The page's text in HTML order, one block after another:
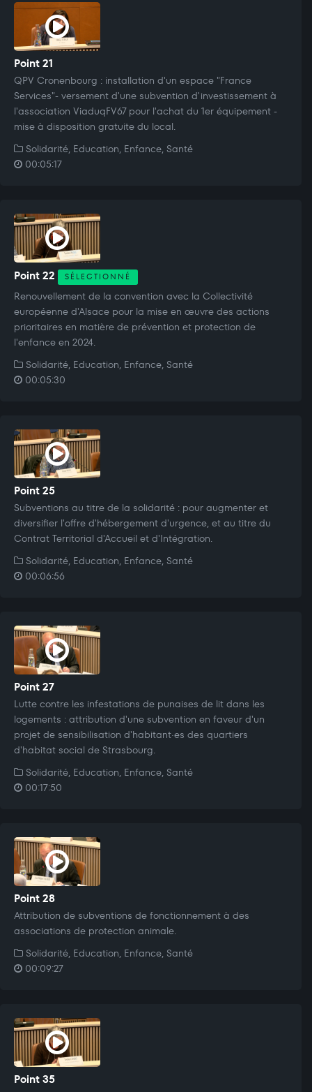
Point 21
QPV Cronenbourg : installation d'un espace "France
Services"- versement d'une subvention d'investissement à
l'association ViaduqFV67 pour l'achat du 1er équipement -
mise à disposition gratuite du local.
Solidarité, Education, Enfance, Santé
00:05:17
Point 22 SÉLECTIONNÉ
Renouvellement de la convention avec la Collectivité
européenne d'Alsace pour la mise en œuvre des actions
prioritaires en matière de prévention et protection de
l'enfance en 2024.
Solidarité, Education, Enfance, Santé
00:05:30
Point 25
Subventions au titre de la solidarité : pour augmenter et
diversifier l'offre d'hébergement d'urgence, et au titre du
Contrat Territorial d'Accueil et d'Intégration.
Solidarité, Education, Enfance, Santé
00:06:56
Point 27
Lutte contre les infestations de punaises de lit dans les
logements : attribution d'une subvention en faveur d'un
projet de sensibilisation d'habitant·es des quartiers
d'habitat social de Strasbourg.
Solidarité, Education, Enfance, Santé
00:17:50
Point 28
Attribution de subventions de fonctionnement à des
associations de protection animale.
Solidarité, Education, Enfance, Santé
00:09:27
Point 35